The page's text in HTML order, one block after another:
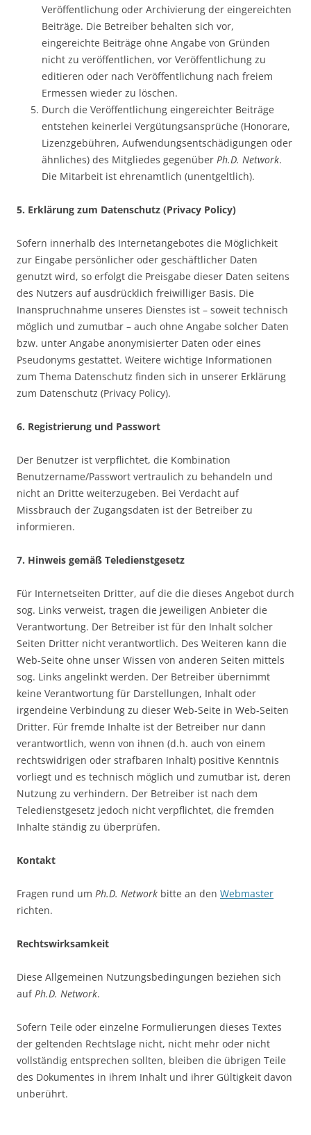
Veröffentlichung oder Archivierung der eingereichten
Beiträge. Die Betreiber behalten sich vor,
eingereichte Beiträge ohne Angabe von Gründen
nicht zu veröffentlichen, vor Veröffentlichung zu
editieren oder nach Veröffentlichung nach freiem
Ermessen wieder zu löschen.
Durch die Veröffentlichung eingereichter Beiträge
entstehen keinerlei Vergütungsansprüche (Honorare,
Lizenzgebühren, Aufwendungsentschädigungen oder
ähnliches) des Mitgliedes gegenüber Ph.D. Network.
Die Mitarbeit ist ehrenamtlich (unentgeltlich).
5. Erklärung zum Datenschutz (Privacy Policy)
Sofern innerhalb des Internetangebotes die Möglichkeit
zur Eingabe persönlicher oder geschäftlicher Daten
genutzt wird, so erfolgt die Preisgabe dieser Daten seitens
des Nutzers auf ausdrücklich freiwilliger Basis. Die
Inanspruchnahme unseres Dienstes ist – soweit technisch
möglich und zumutbar – auch ohne Angabe solcher Daten
bzw. unter Angabe anonymisierter Daten oder eines
Pseudonyms gestattet. Weitere wichtige Informationen
zum Thema Datenschutz finden sich in unserer Erklärung
zum Datenschutz (Privacy Policy).
6. Registrierung und Passwort
Der Benutzer ist verpflichtet, die Kombination
Benutzername/Passwort vertraulich zu behandeln und
nicht an Dritte weiterzugeben. Bei Verdacht auf
Missbrauch der Zugangsdaten ist der Betreiber zu
informieren.
7. Hinweis gemäß Teledienstgesetz
Für Internetseiten Dritter, auf die die dieses Angebot durch
sog. Links verweist, tragen die jeweiligen Anbieter die
Verantwortung. Der Betreiber ist für den Inhalt solcher
Seiten Dritter nicht verantwortlich. Des Weiteren kann die
Web-Seite ohne unser Wissen von anderen Seiten mittels
sog. Links angelinkt werden. Der Betreiber übernimmt
keine Verantwortung für Darstellungen, Inhalt oder
irgendeine Verbindung zu dieser Web-Seite in Web-Seiten
Dritter. Für fremde Inhalte ist der Betreiber nur dann
verantwortlich, wenn von ihnen (d.h. auch von einem
rechtswidrigen oder strafbaren Inhalt) positive Kenntnis
vorliegt und es technisch möglich und zumutbar ist, deren
Nutzung zu verhindern. Der Betreiber ist nach dem
Teledienstgesetz jedoch nicht verpflichtet, die fremden
Inhalte ständig zu überprüfen.
Kontakt
Fragen rund um Ph.D. Network bitte an den Webmaster
richten.
Rechtswirksamkeit
Diese Allgemeinen Nutzungsbedingungen beziehen sich
aufPh.D. Network.
Sofern Teile oder einzelne Formulierungen dieses Textes
der geltenden Rechtslage nicht, nicht mehr oder nicht
vollständig entsprechen sollten, bleiben die übrigen Teile
des Dokumentes in ihrem Inhalt und ihrer Gültigkeit davon
unberührt.